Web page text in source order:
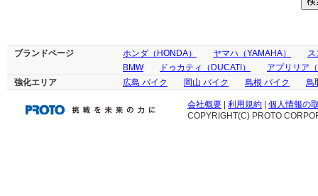
ブランドページ ホンダ（HONDA） ヤマハ（YAMAHA）
ス
BMW
ドゥカティ（DUCATI）
アプリリア
強化エリア
広島 バイク 岡山 バイク 島根 バイク 鳥
会社概要 利用規約
個人情報の
COPYRIGHT(C) PROTO